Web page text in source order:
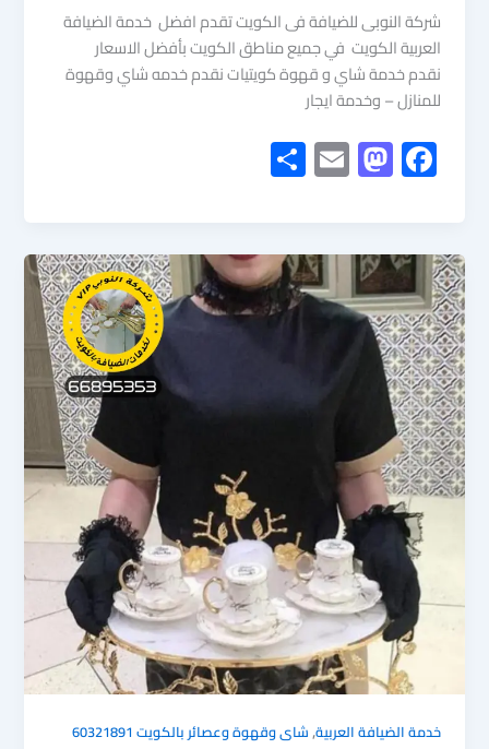
شركة النوبى للضيافة فى الكويت تقدم افضل خدمة الضيافة
العربية الكويت في جميع مناطق الكويت بأفضل الاسعار
نقدم خدمة شاي و قهوة كويتيات نقدم خدمه شاي وقهوة
للمنازل – وخدمة ايجار
F
ac
b
o
ok
M
as
d
o
n
E
m
e
خدمة الضيافة العربية,شاى وقهوة وعصائر بالكويت 60321891